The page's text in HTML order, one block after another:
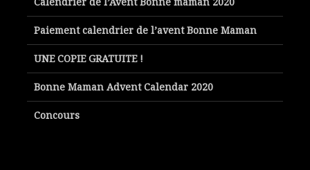
Paiement calendrier de l’avent Bonne Maman
UNE COPIE GRATUITE !
Bonne Maman Advent Calendar 2020
Concours